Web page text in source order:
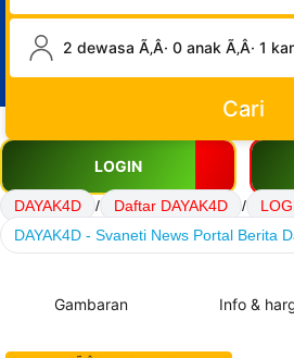
2 dewasa Ã‚Â· 0 anak Ã‚Â· 1
Cari
LOGIN
DAYAK4D / Daftar DAYAK4D /
DAYAK4D - Svaneti News Portal Berita
Gambaran Info &